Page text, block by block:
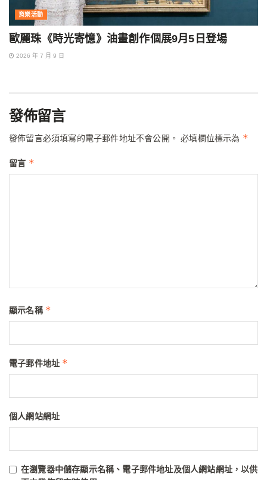
育樂活動
歐麗珠《時光寄憶》油畫創作個展9月5日登場
2026 年 7 月 9 日
發佈留言
發佈留言必須填寫的電子郵件地址不會公開。 必填欄位標示為 *
留言 *
顯示名稱 *
電子郵件地址 *
個人網站網址
在瀏覽器中儲存顯示名稱、電子郵件地址及個人網站網址，以供